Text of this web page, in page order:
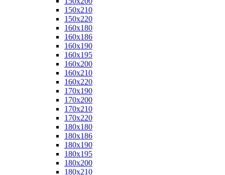
150x210
150x220
160x180
160x186
160x190
160x195
160x200
160x210
160x220
170x190
170x200
170x210
170x220
180x180
180x186
180x190
180x195
180x200
180x210